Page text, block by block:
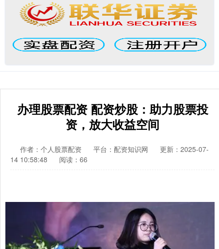
办理股票配资 配资炒股：助力股票投
资，放大收益空间
作者：个人股票配资 平台：配资知识网
更新：2025-07-
14 10:58:48
阅读：66